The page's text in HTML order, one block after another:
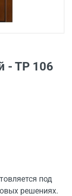
- ТР 106
под
решениях.